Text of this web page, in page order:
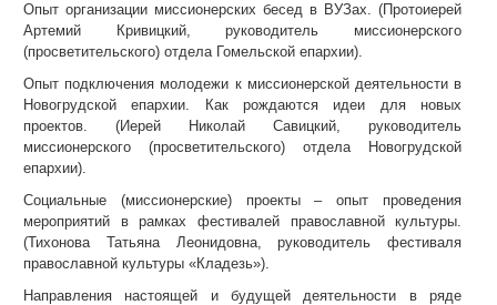
Опыт организации миссионерских бесед в ВУЗах. (Протоиерей
Артемий Кривицкий, руководитель миссионерского
(просветительского) отдела Гомельской епархии).
Опыт подключения молодежи к миссионерской деятельности в
Новогрудской епархии. Как рождаются идеи для новых
проектов. (Иерей Николай Савицкий, руководитель
миссионерского (просветительского) отдела Новогрудской
епархии).
Социальные (миссионерские) проекты – опыт проведения
мероприятий в рамках фестивалей православной культуры.
(Тихонова Татьяна Леонидовна, руководитель фестиваля
православной культуры «Кладезь»).
Направления настоящей и будущей деятельности в ряде